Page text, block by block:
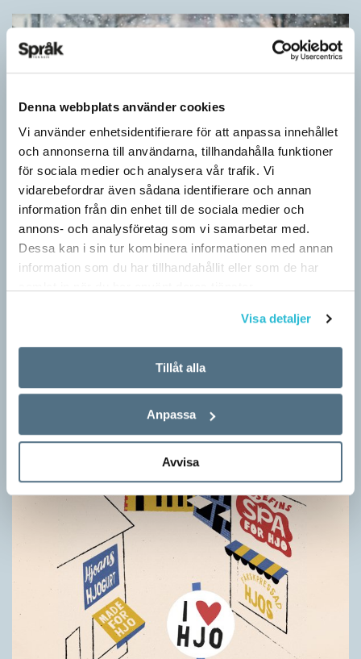
Denna webbplats använder cookies
Vi använder enhetsidentifierare för att anpassa innehållet
och annonserna till användarna, tillhandahålla funktioner
för sociala medier och analysera vår trafik. Vi
vidarebefordrar även sådana identifierare och annan
information från din enhet till de sociala medier och
annons- och analysföretag som vi samarbetar med.
Dessa kan i sin tur kombinera informationen med annan
information som du har tillhandahållit eller som de har
Visa detaljer
Tillåt alla
Anpassa
Avvisa
Särskolan byter namn
gymnasiesärskolan till anpassad gymnasieskola. En som har